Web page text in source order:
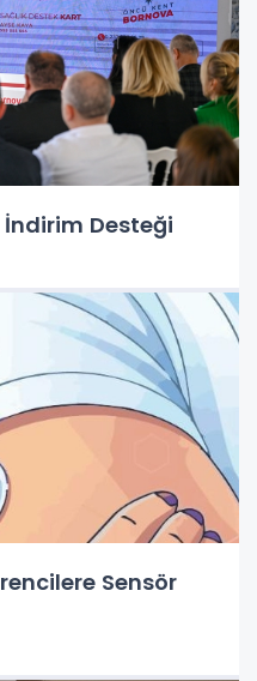
İndirim Desteği
Sensör